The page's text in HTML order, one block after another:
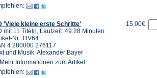
'Viele kleine erste Schritte'
mit 11 Titeln, Laufzeit: 49:28 Minuten
Nr.: DV64
4 280000 276117
und Musik: Alexander Bayer
Mehr Informationen zum Artikel
15,00€